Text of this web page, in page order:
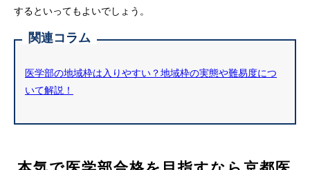
するといってもよいでしょう。
関連コラム
医学部の地域枠は入りやすい？地域枠の実態や難易度につ
いて解説！